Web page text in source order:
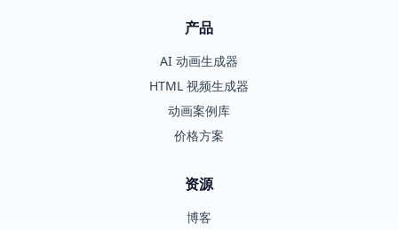
产品
AI 动画生成器
HTML 视频生成器
动画案例库
价格方案
资源
博客